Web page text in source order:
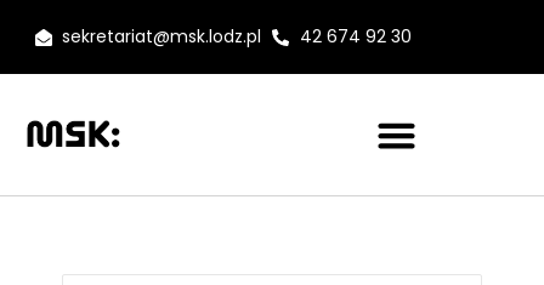
sekretariat@msk.lodz.pl 42 674 92 30